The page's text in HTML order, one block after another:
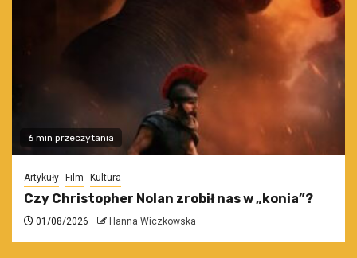
6 min przeczytania
Artykuły Film Kultura
Czy Christopher Nolan zrobił nas w „konia”?
01/08/2026 Hanna Wiczkowska